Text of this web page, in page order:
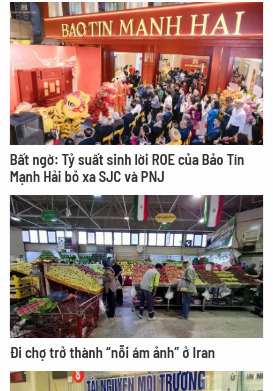
Bất ngờ: Tỷ suất sinh lời ROE của Bảo Tín
Mạnh Hải bỏ xa SJC và PNJ
Đi chợ trở thành “nỗi ám ảnh” ở Iran